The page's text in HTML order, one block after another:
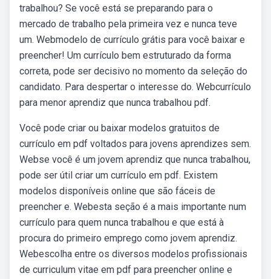
trabalhou? Se você está se preparando para o
mercado de trabalho pela primeira vez e nunca teve
um. Webmodelo de currículo grátis para você baixar e
preencher! Um currículo bem estruturado da forma
correta, pode ser decisivo no momento da seleção do
candidato. Para despertar o interesse do. Webcurrículo
para menor aprendiz que nunca trabalhou pdf.
Você pode criar ou baixar modelos gratuitos de
currículo em pdf voltados para jovens aprendizes sem.
Webse você é um jovem aprendiz que nunca trabalhou,
pode ser útil criar um currículo em pdf. Existem
modelos disponíveis online que são fáceis de
preencher e. Webesta seção é a mais importante num
currículo para quem nunca trabalhou e que está à
procura do primeiro emprego como jovem aprendiz.
Webescolha entre os diversos modelos profissionais
de curriculum vitae em pdf para preencher online e